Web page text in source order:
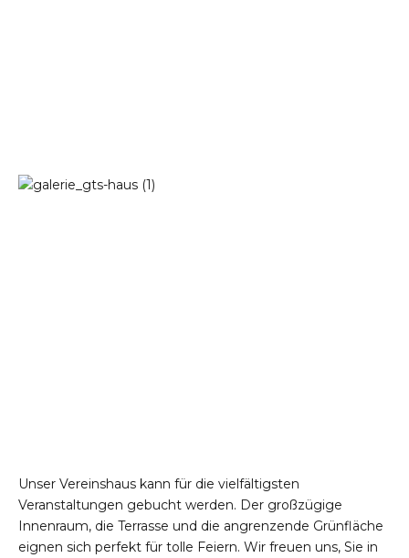
Unser Vereinshaus kann für die vielfältigsten
Veranstaltungen gebucht werden. Der großzügige
Innenraum, die Terrasse und die angrenzende Grünfläche
eignen sich perfekt für tolle Feiern. Wir freuen uns, Sie in